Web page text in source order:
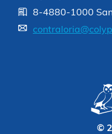
8-4880-1000 San
©